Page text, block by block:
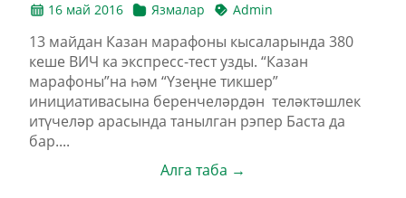
16 май 2016 Язмалар Admin
13 майдан Казан марафоны кысаларында 380
кеше ВИЧ ка экспресс-тест узды. “Казан
марафоны”на һәм “Үзеңне тикшер”
инициативасына беренчеләрдән теләктәшлек
итүчеләр арасында танылган рэпер Баста да
бар....
Алга таба →